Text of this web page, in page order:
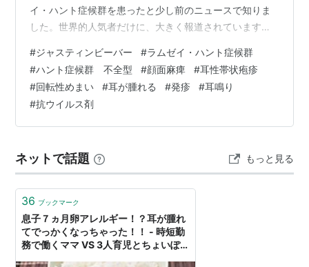
イ・ハント症候群を患ったと少し前のニュースで知りま
した。世界的人気者だけに、大きく報道されています
る顔面麻痺がしっかり出ているようですね。顔半分が表
情を失くしたように動かない様子が、彼のインスタ動画
で分かりました。 その他の症状はどうなんでしょうね？
ハント症候群は、つまりはウイルスによる「耳性帯状疱
疹」なのですけれども、ビーバーさんは３大症状（顔面
#ジャスティンビーバー #ラムゼイ・ハント症候群
#ハント症候群 不全型 #顔面麻痺 #耳性帯状疱疹
#回転性めまい #耳が腫れる #発疹 #耳鳴り
#抗ウイルス剤
ネットで話題 もっと見る
36 ブックマーク
息子７ヵ月卵アレルギー！？耳が腫れ
てでっかくなっちゃった！！ - 時短勤
務で働くママ VS 3人育児とちょいぽち